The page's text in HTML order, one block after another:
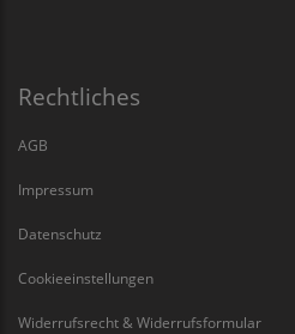
Rechtliches
AGB
Impressum
Datenschutz
Cookieeinstellungen
Widerrufsrecht & Widerrufsformular